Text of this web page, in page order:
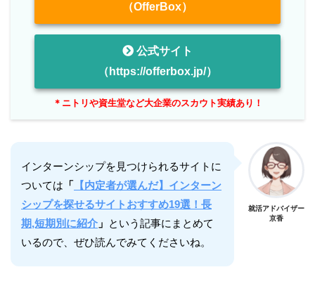
（OfferBox）
公式サイト
（https://offerbox.jp/）
＊ニトリや資生堂など大企業のスカウト実績あり！
インターンシップを見つけられるサイトに
ついては 「 【内定者が選んだ】インターン
シップを探せるサイトおすすめ19選！長
期,短期別に紹介 」 という記事にまとめて
いるので、ぜひ読んでみてくださいね。
就活アドバイザー
京香